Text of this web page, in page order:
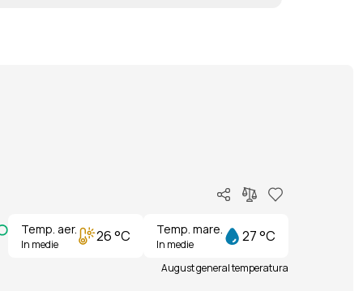
Temp. aer.
In medie 26 °C Temp. mare.
In medie 27 °C
August general temperatura